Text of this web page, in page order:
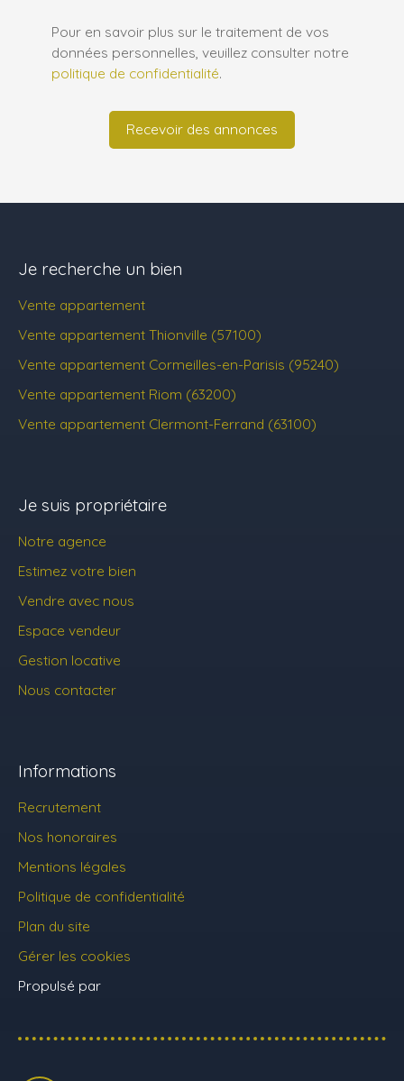
Pour en savoir plus sur le traitement de vos
données personnelles, veuillez consulter notre
politique de confidentialité.
Recevoir des annonces
Je recherche un bien
Vente appartement
Vente appartement Thionville (57100)
Vente appartement Cormeilles-en-Parisis (95240)
Vente appartement Riom (63200)
Vente appartement Clermont-Ferrand (63100)
Je suis propriétaire
Notre agence
Estimez votre bien
Vendre avec nous
Espace vendeur
Gestion locative
Nous contacter
Informations
Recrutement
Nos honoraires
Mentions légales
Politique de confidentialité
Plan du site
Gérer les cookies
Propulsé par